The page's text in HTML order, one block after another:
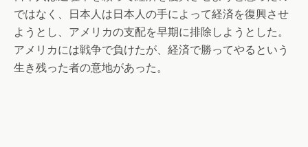
ではなく、日本人は日本人の手によって経済を復興させ
ようとし、アメリカの支配を早期に排除しようとした。
アメリカには戦争で負けたが、経済で勝ってやるという
生き残った者の意地があった。